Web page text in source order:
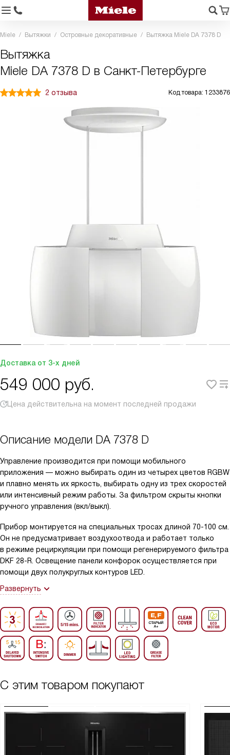
Miele Вытяжки Островные декоративные Вытяжка Miele DA 7378 D
Вытяжка
Miele DA 7378 D в Санкт-Петербурге
2 отзыва Код товара: 1233876
Доставка от 3-х дней
549 000 руб.
Цена действительна на момент последней продажи
Описание модели DA 7378 D
Управление производится при помощи мобильного
приложения — можно выбирать один из четырех цветов RGBW
и плавно менять их яркость, выбирать одну из трех скоростей
или интенсивный режим работы. За фильтром скрыты кнопки
ручного управления (вкл/выкл).
Прибор монтируется на специальных тросах длиной 70-100 см.
Он не предусматривает воздухоотвода и работает только
в режиме рециркуляции при помощи регенерируемого фильтра
DKF 28-R. Освещение панели конфорок осуществляется при
помощи двух полукруглых контуров LED.
Развернуть
С этим товаром покупают